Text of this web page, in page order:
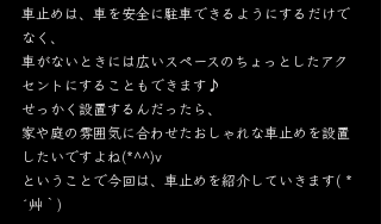
車止めは、車を安全に駐車できるようにするだけで
なく、
車がないときには広いスペースのちょっとしたアク
セントにすることもできます♪
せっかく設置するんだったら、
家や庭の雰囲気に合わせたおしゃれな車止めを設置
したいですよね(*^^)v
ということで今回は、車止めを紹介していきます( *
´艸｀)